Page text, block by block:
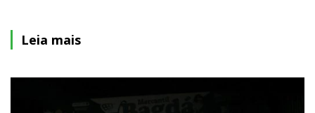
Leia mais